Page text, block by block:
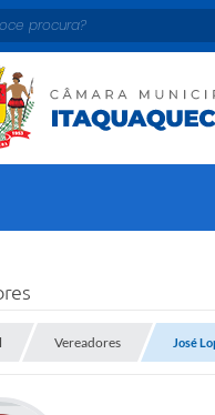
O que voce procura?
Vereadores José